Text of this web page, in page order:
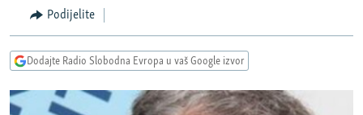
Pređite
na
pretragu
KOSOVO
VIZUELNO
VIDEO
PODCASTI
Podijelite
Dodajte Radio Slobodna Evropa u vaš Google izvor